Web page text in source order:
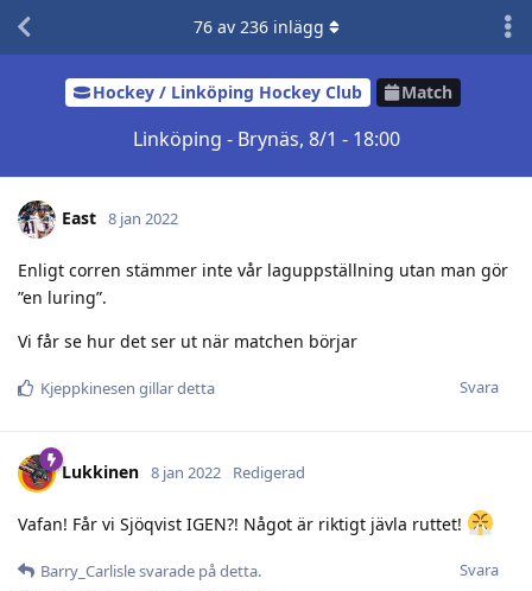
Hockey / Linköping Hockey Club Match
Linköping - Brynäs, 8/1 - 18:00
76av 236inlägg
East 8 jan 2022
Enligt corren stämmer inte vår laguppställning utan man gör
”en luring”.
Vi får se hur det ser ut när matchen börjar
Svara
Kjeppkinesen gillar detta
Lukkinen 8 jan 2022 Redigerad
Vafan! Får vi Sjöqvist IGEN?! Något är riktigt jävla ruttet!
Svara
Barry_Carlislesvarade på detta.